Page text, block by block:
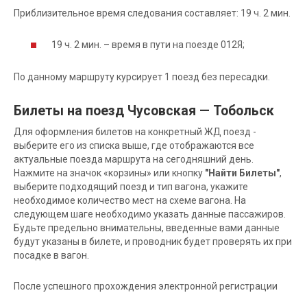
Приблизительное время следования составляет: 19 ч. 2 мин.
19 ч. 2 мин. – время в пути на поезде 012Я;
По данному маршруту курсирует 1 поезд без пересадки.
Билеты на поезд Чусовская — Тобольск
Для оформления билетов на конкретный ЖД поезд -
выберите его из списка выше, где отображаются все
актуальные поезда маршрута на сегодняшний день.
Нажмите на значок «корзины» или кнопку "Найти Билеты",
выберите подходящий поезд и тип вагона, укажите
необходимое количество мест на схеме вагона. На
следующем шаге необходимо указать данные пассажиров.
Будьте предельно внимательны, введенные вами данные
будут указаны в билете, и проводник будет проверять их при
посадке в вагон.
После успешного прохождения электронной регистрации